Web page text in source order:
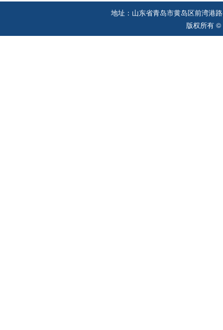
地址：山东省青岛市黄岛区前湾
版权所有 ©